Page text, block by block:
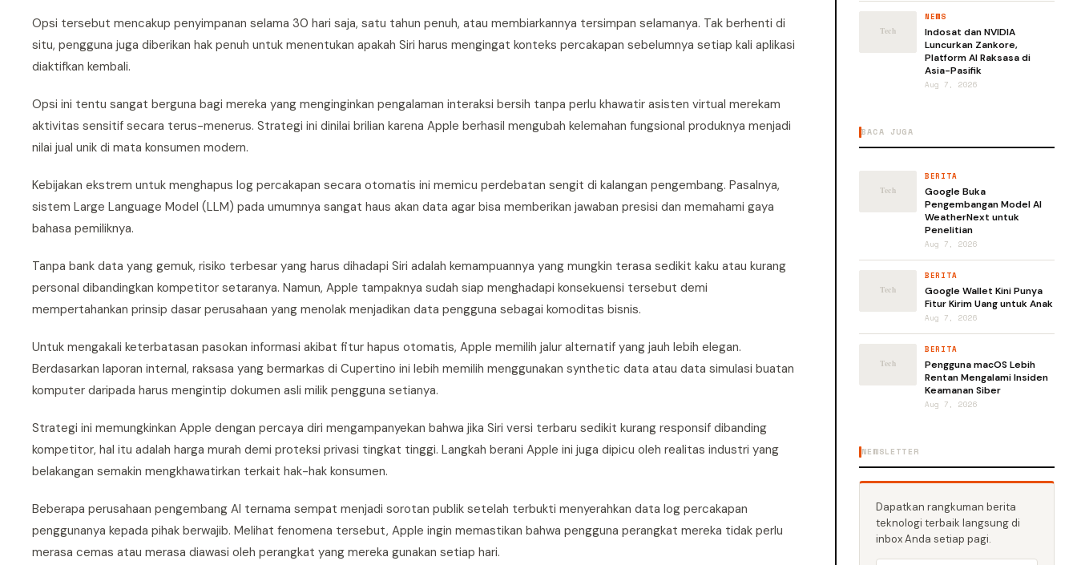
Opsi tersebut mencakup penyimpanan selama 30 hari saja, satu tahun penuh, atau membiarkannya tersimpan selamanya. Tak berhenti di
situ, pengguna juga diberikan hak penuh untuk menentukan apakah Siri harus mengingat konteks percakapan sebelumnya setiap kali aplikasi
diaktifkan kembali.
Opsi ini tentu sangat berguna bagi mereka yang menginginkan pengalaman interaksi bersih tanpa perlu khawatir asisten virtual merekam
aktivitas sensitif secara terus-menerus. Strategi ini dinilai brilian karena Apple berhasil mengubah kelemahan fungsional produknya menjadi
nilai jual unik di mata konsumen modern.
Kebijakan ekstrem untuk menghapus log percakapan secara otomatis ini memicu perdebatan sengit di kalangan pengembang. Pasalnya,
sistem Large Language Model (LLM) pada umumnya sangat haus akan data agar bisa memberikan jawaban presisi dan memahami gaya
bahasa pemiliknya.
Tanpa bank data yang gemuk, risiko terbesar yang harus dihadapi Siri adalah kemampuannya yang mungkin terasa sedikit kaku atau kurang
personal dibandingkan kompetitor setaranya. Namun, Apple tampaknya sudah siap menghadapi konsekuensi tersebut demi
mempertahankan prinsip dasar perusahaan yang menolak menjadikan data pengguna sebagai komoditas bisnis.
Untuk mengakali keterbatasan pasokan informasi akibat fitur hapus otomatis, Apple memilih jalur alternatif yang jauh lebih elegan.
Berdasarkan laporan internal, raksasa yang bermarkas di Cupertino ini lebih memilih menggunakan synthetic data atau data simulasi buatan
komputer daripada harus mengintip dokumen asli milik pengguna setianya.
Strategi ini memungkinkan Apple dengan percaya diri mengampanyekan bahwa jika Siri versi terbaru sedikit kurang responsif dibanding
kompetitor, hal itu adalah harga murah demi proteksi privasi tingkat tinggi. Langkah berani Apple ini juga dipicu oleh realitas industri yang
belakangan semakin mengkhawatirkan terkait hak-hak konsumen.
Beberapa perusahaan pengembang AI ternama sempat menjadi sorotan publik setelah terbukti menyerahkan data log percakapan
penggunanya kepada pihak berwajib. Melihat fenomena tersebut, Apple ingin memastikan bahwa pengguna perangkat mereka tidak perlu
merasa cemas atau merasa diawasi oleh perangkat yang mereka gunakan setiap hari.
NEWS
Indosat dan NVIDIA
Luncurkan Zankore,
Platform AI Raksasa di
Asia-Pasifik
Aug 7, 2026
BACA JUGA
BERITA
Google Buka
Pengembangan Model AI
WeatherNext untuk
Penelitian
Aug 7, 2026
BERITA
Google Wallet Kini Punya
Fitur Kirim Uang untuk Anak
Aug 7, 2026
BERITA
Pengguna macOS Lebih
Rentan Mengalami Insiden
Keamanan Siber
Aug 7, 2026
NEWSLETTER
Dapatkan rangkuman berita
teknologi terbaik langsung di
inbox Anda setiap pagi.